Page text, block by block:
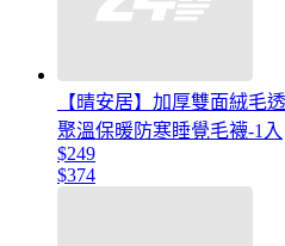
【晴安居】加厚雙面絨毛
聚溫保暖防寒睡覺毛襪-1入
$249
$374